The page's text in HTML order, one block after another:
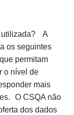
utilizada? A
os seguintes
permitam
o nível de
mais
O CSQA não
dos dados